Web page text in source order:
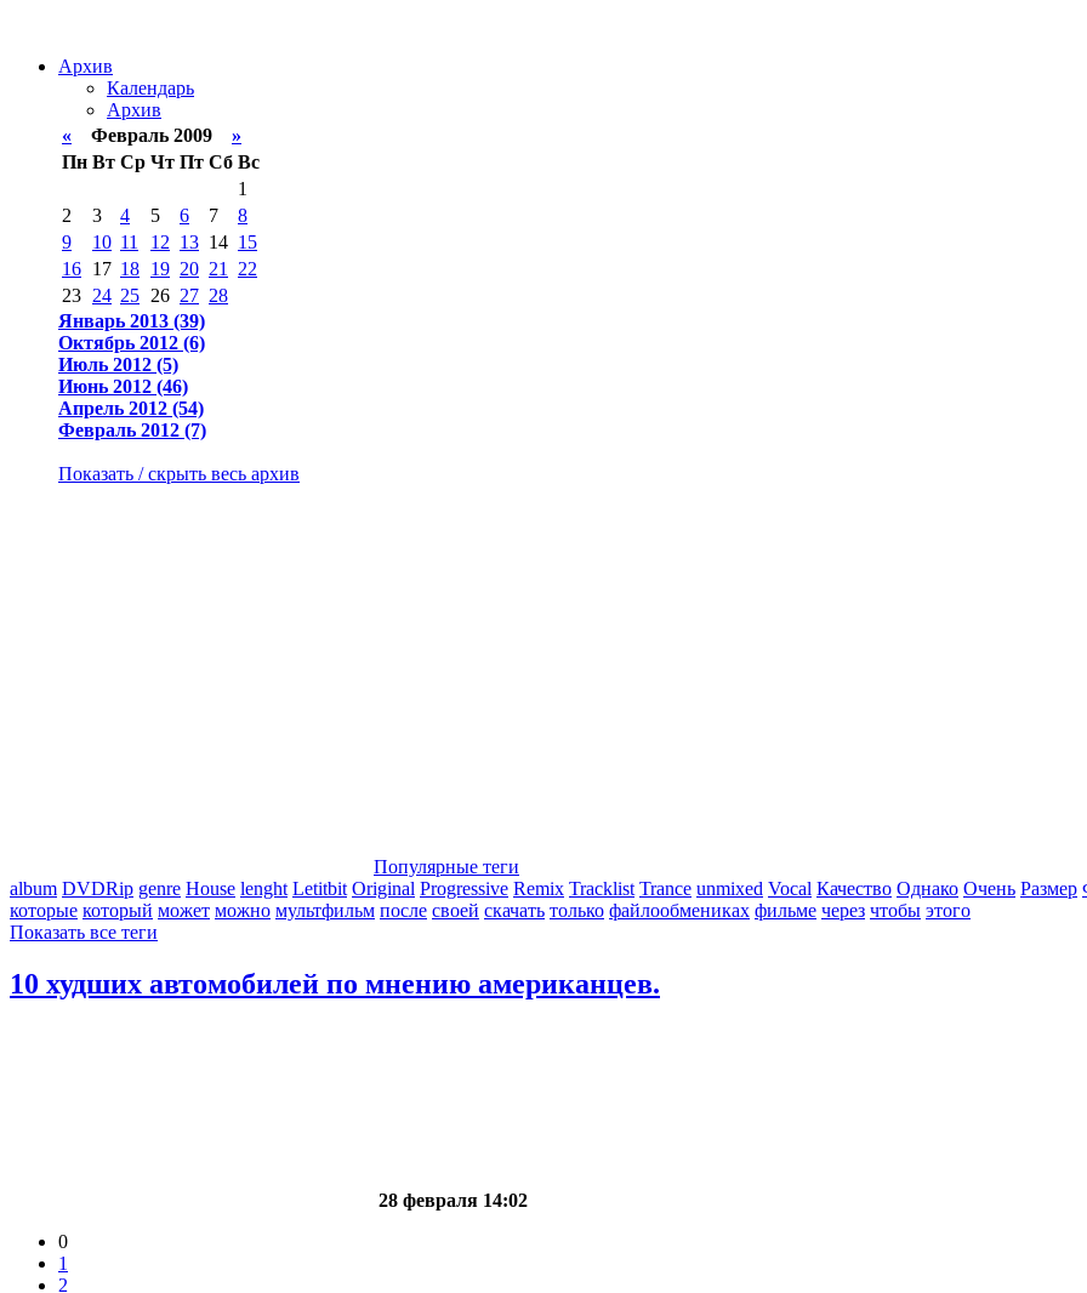
Архив
Календарь
Архив
« Февраль 2009 »
Пн Вт Ср Чт Пт Сб Вс
1
2
3 4 5 6 7
8
9
10 11 12 13 14 15
16 17 18 19 20 21
22
23 24 25 26 27 28
Январь 2013 (39)
Октябрь 2012 (6)
Июль 2012 (5)
Июнь 2012 (46)
Апрель 2012 (54)
Февраль 2012 (7)
Показать / скрыть весь архив
Популярные теги
album DVDRip genre House lenght Letitbit Original Progressive Remix Tracklist Trance unmixed Vocal Качество Однако Очень Размер
которые который может можно мультфильм после своей скачать только файлообмениках фильме через чтобы этого
Показать все теги
10 худших автомобилей по мнению американцев.
28 февраля 14:02
0
1
2